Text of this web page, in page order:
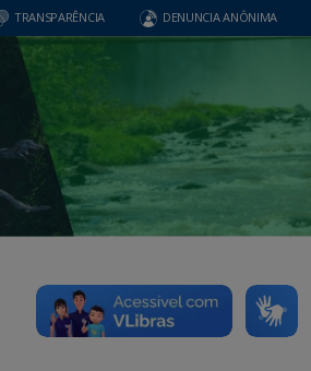
TRANSPARÊNCIA DENUNCIA ANÔNIMA